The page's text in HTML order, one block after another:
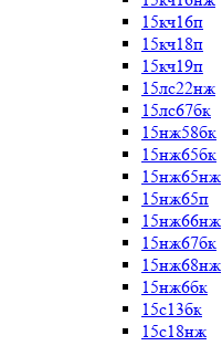
15кч16п
15кч18п
15кч19п
15лс22нж
15лс67бк
15нж58бк
15нж65бк
15нж65нж
15нж65п
15нж66нж
15нж67бк
15нж68нж
15нж6бк
15с13бк
15с18нж